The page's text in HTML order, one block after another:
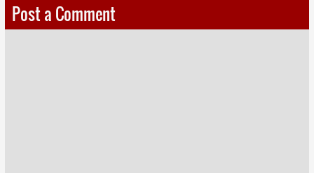
Post a Comment